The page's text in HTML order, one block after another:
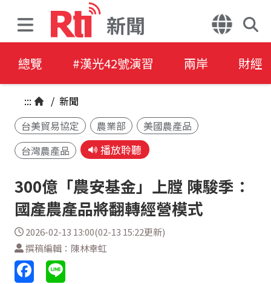
新聞
總覽 #漢光42號演習 兩岸 財經
::: / 新聞
台美貿易協定
農業部
美國農產品
台灣農產品
播放聆聽
300億「農安基金」上膛 陳駿季：
國產農產品將翻轉經營模式
2026-02-13 13:00(02-13 15:22更新)
撰稿編輯：陳林幸虹